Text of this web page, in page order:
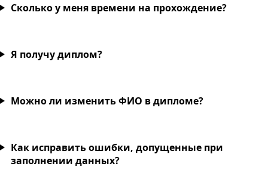
Сколько у меня времени на прохождение?
Я получу диплом?
Можно ли изменить ФИО в дипломе?
Как исправить ошибки, допущенные при
заполнении данных?